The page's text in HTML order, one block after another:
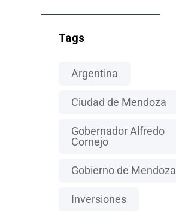
Tags
Argentina
Ciudad de Mendoza
Gobernador Alfredo
Cornejo
Gobierno de Mendoza
Inversiones